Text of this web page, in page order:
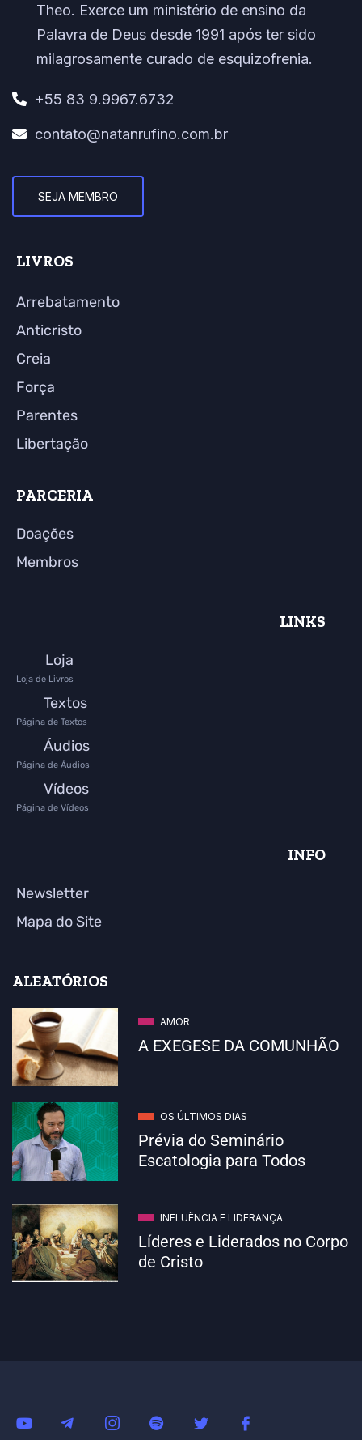
Theo. Exerce um ministério de ensino da
Palavra de Deus desde 1991 após ter sido
milagrosamente curado de esquizofrenia.
+55 83 9.9967.6732
contato@natanrufino.com.br
SEJA MEMBRO
LIVROS
Arrebatamento
Anticristo
Creia
Força
Parentes
Libertação
PARCERIA
Doações
Membros
LINKS
Loja
Loja de Livros
Textos
Página de Textos
Áudios
Página de Áudios
Vídeos
Página de Vídeos
INFO
Newsletter
Mapa do Site
ALEATÓRIOS
AMOR
A EXEGESE DA COMUNHÃO
OS ÚLTIMOS DIAS
Prévia do Seminário
Escatologia para Todos
INFLUÊNCIA E LIDERANÇA
Líderes e Liderados no Corpo
de Cristo